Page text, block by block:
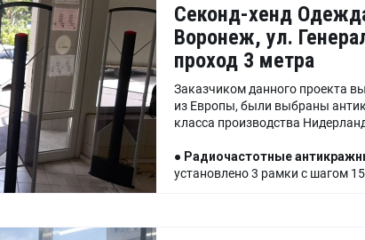
Секонд-хенд
Воронеж, ул.
проход 3 метра
Заказчиком данного проекта
из Европы, были выбраны
класса производства
● Радиочастотные
установлено 3 рамки с шагом